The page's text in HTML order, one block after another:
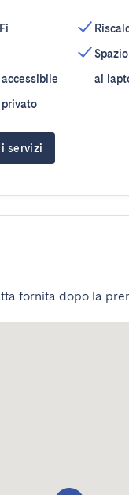
privato
ai
servizi
fornita dopo la